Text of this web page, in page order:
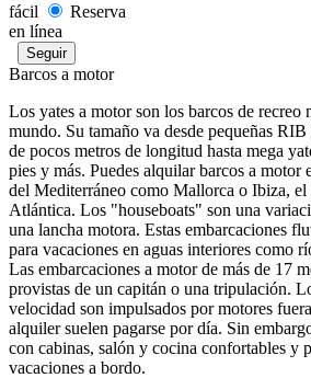
fácil
Reserva
en línea
Barcos a motor
Los yates a motor son los barcos de recreo
mundo. Su tamaño va desde pequeñas
de pocos metros de longitud hasta mega
pies y más. Puedes alquilar barcos a motor
del Mediterráneo como Mallorca o Ibiza, el
Atlántica. Los "houseboats" son una
una lancha motora. Estas embarcaciones
para vacaciones en aguas interiores como
Las embarcaciones a motor de más de 17
provistas de un capitán o una tripulación.
velocidad son impulsados por motores
alquiler suelen pagarse por día. Sin
con cabinas, salón y cocina confortables y
vacaciones a bordo.